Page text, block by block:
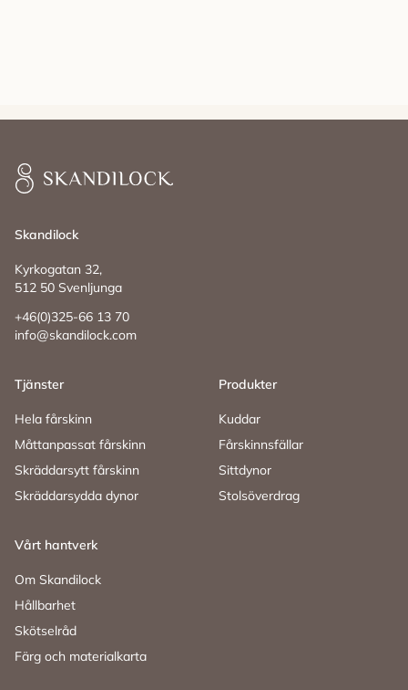
Skandilock
Skandilock
Kyrkogatan 32,
512 50 Svenljunga
+46(0)325-66 13 70
info@skandilock.com
Tjänster
Hela fårskinn
Måttanpassat fårskinn
Skräddarsytt fårskinn
Skräddarsydda dynor
Produkter
Kuddar
Fårskinnsfällar
Sittdynor
Stolsöverdrag
Vårt hantverk
Om Skandilock
Hållbarhet
Skötselråd
Färg och materialkarta